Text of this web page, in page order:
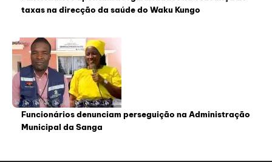
taxas na direcção da saúde do Waku Kungo
Funcionários denunciam perseguição na Administração
Municipal da Sanga